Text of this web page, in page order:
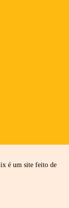
é um site feito de